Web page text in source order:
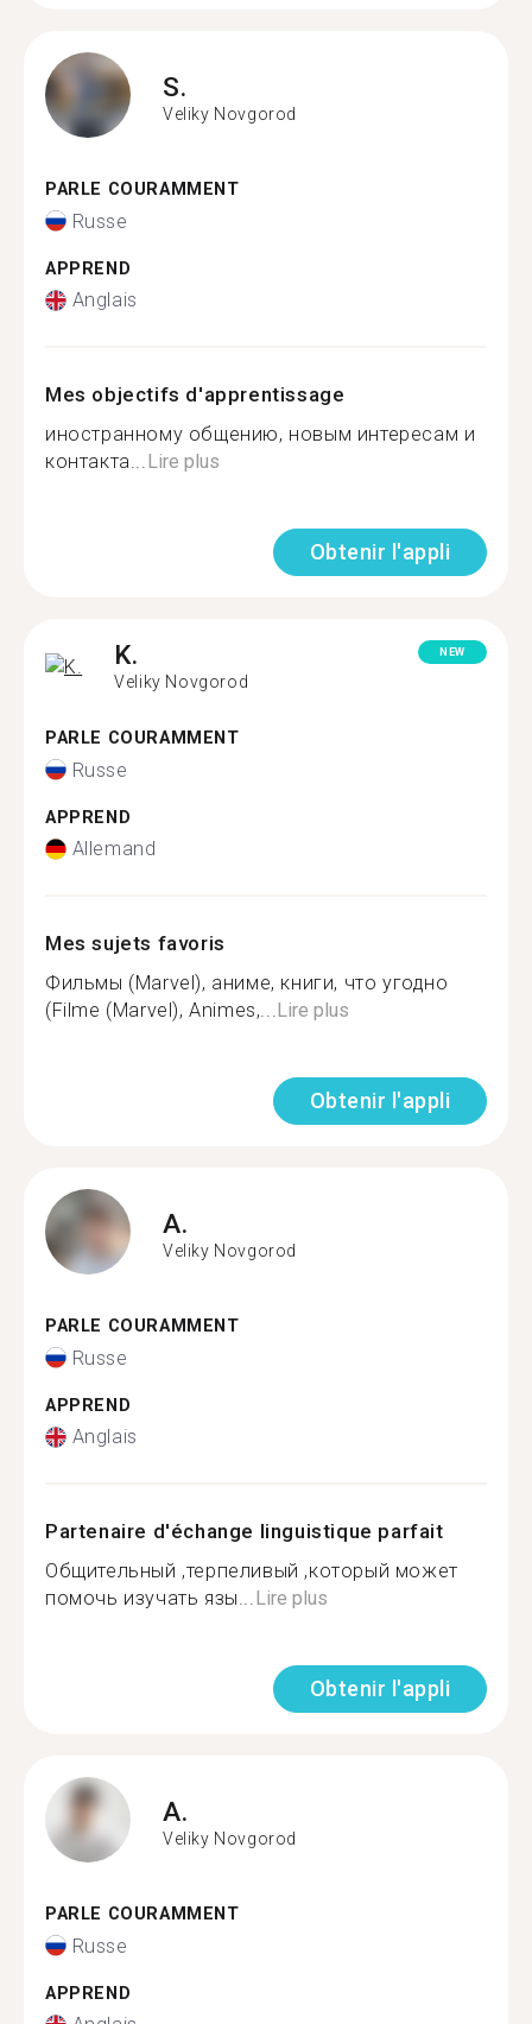
S.
Veliky Novgorod
PARLE COURAMMENT
Russe
APPREND
Anglais
Mes objectifs d'apprentissage
иностранному общению, новым интересам и
контакта...Lire plus
Obtenir l'appli
K.
Veliky Novgorod
NEW
PARLE COURAMMENT
Russe
APPREND
Allemand
Mes sujets favoris
Фильмы (Marvel), аниме, книги, что угодно
(Filme (Marvel), Animes,...Lire plus
Obtenir l'appli
A.
Veliky Novgorod
PARLE COURAMMENT
Russe
APPREND
Anglais
Partenaire d'échange linguistique parfait
Общительный ,терпеливый ,который может
помочь изучать язы...Lire plus
Obtenir l'appli
A.
Veliky Novgorod
PARLE COURAMMENT
Russe
APPREND